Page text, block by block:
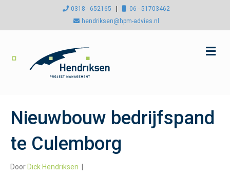
0318 - 652165
06 - 51703462
hendriksen@hpm-advies.nl
Nieuwbouw bedrijfspand
te Culemborg
Door Dick Hendriksen